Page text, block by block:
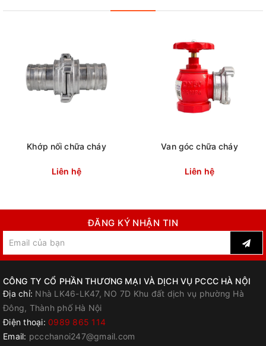
Khớp nối chữa cháy
Liên hệ
Van góc chữa cháy
Liên hệ
ĐĂNG KÝ NHẬN TIN
CÔNG TY CỔ PHẦN THƯƠNG MẠI VÀ DỊCH VỤ PCCC HÀ NỘI
Địa chỉ: Nhà LK46-LK47, NO 7D Khu đất dịch vụ phường Hà
Đông, Thành phố Hà Nội
Điện thoại: 0989 865 114
Email: pccchanoi247@gmail.com